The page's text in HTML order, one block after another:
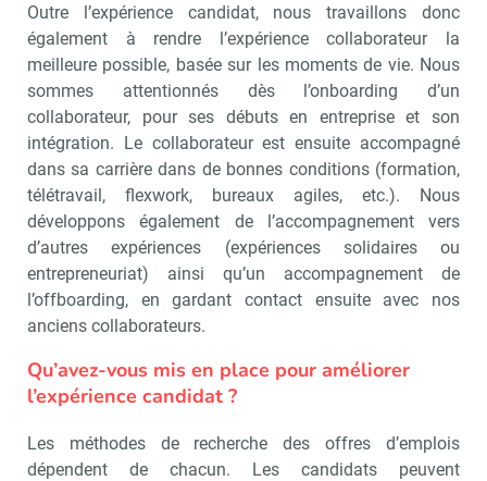
Outre l’expérience candidat, nous travaillons donc
également à rendre l’expérience collaborateur la
meilleure possible, basée sur les moments de vie. Nous
sommes attentionnés dès l’onboarding d’un
collaborateur, pour ses débuts en entreprise et son
intégration. Le collaborateur est ensuite accompagné
dans sa carrière dans de bonnes conditions (formation,
télétravail, flexwork, bureaux agiles, etc.). Nous
développons également de l’accompagnement vers
d’autres expériences (expériences solidaires ou
entrepreneuriat) ainsi qu’un accompagnement de
l’offboarding, en gardant contact ensuite avec nos
anciens collaborateurs.
Qu’avez-vous mis en place pour améliorer
l’expérience candidat ?
Les méthodes de recherche des offres d’emplois
dépendent de chacun. Les candidats peuvent